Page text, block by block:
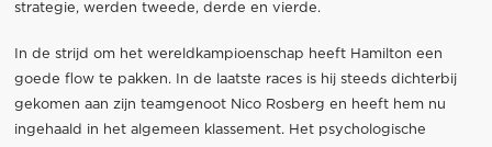
strategie, werden tweede, derde en vierde.
In de strijd om het wereldkampioenschap heeft Hamilton een
goede flow te pakken. In de laatste races is hij steeds dichterbij
gekomen aan zijn teamgenoot Nico Rosberg en heeft hem nu
ingehaald in het algemeen klassement. Het psychologische